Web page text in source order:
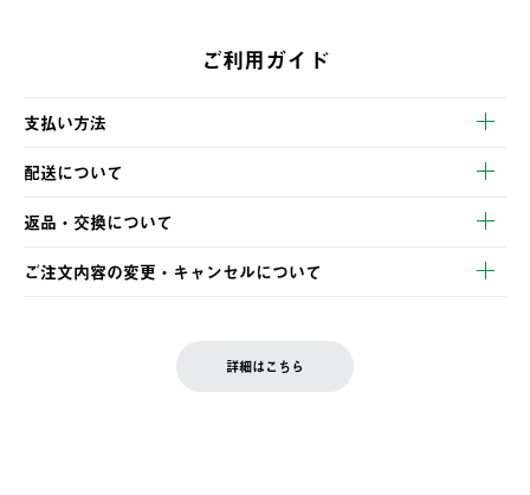
ご利用ガイド
支払い方法
以下のいずれかの方法でお支払いいただけます。
・クレジットカード決済
・コンビニ決済
・Pay-easy決済
配送について
【発送スケジュール】
ご注文・ご入金完了より2営業日以内に商品を発送いたします。
土日祝の発送はございませんので、木曜日以降のご注文は週明け
の発送となる場合がございます。
返品・交換について
※お客様都合の場合
お客様都合の返品にかかる送料は、お客様ご負担とさせていただ
ご注文内容の変更・キャンセルについて
LOGOS FAMILY会員の方は、会員マイページ内 購入履歴画面に
詳細はこちら